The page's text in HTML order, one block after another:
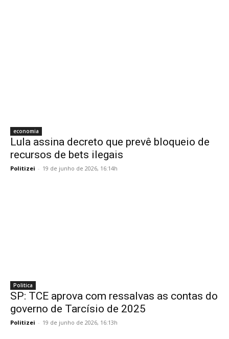
economia
Lula assina decreto que prevê bloqueio de
recursos de bets ilegais
Politizei - 19 de junho de 2026, 16:14h
Politica
SP: TCE aprova com ressalvas as contas do
governo de Tarcísio de 2025
Politizei - 19 de junho de 2026, 16:13h